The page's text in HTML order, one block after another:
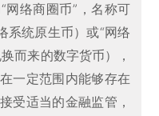
网络商圈币”，名称可
系统原生币）或“网络
而来的数字货币），
一定范围内能够存在
受适当的金融监管，